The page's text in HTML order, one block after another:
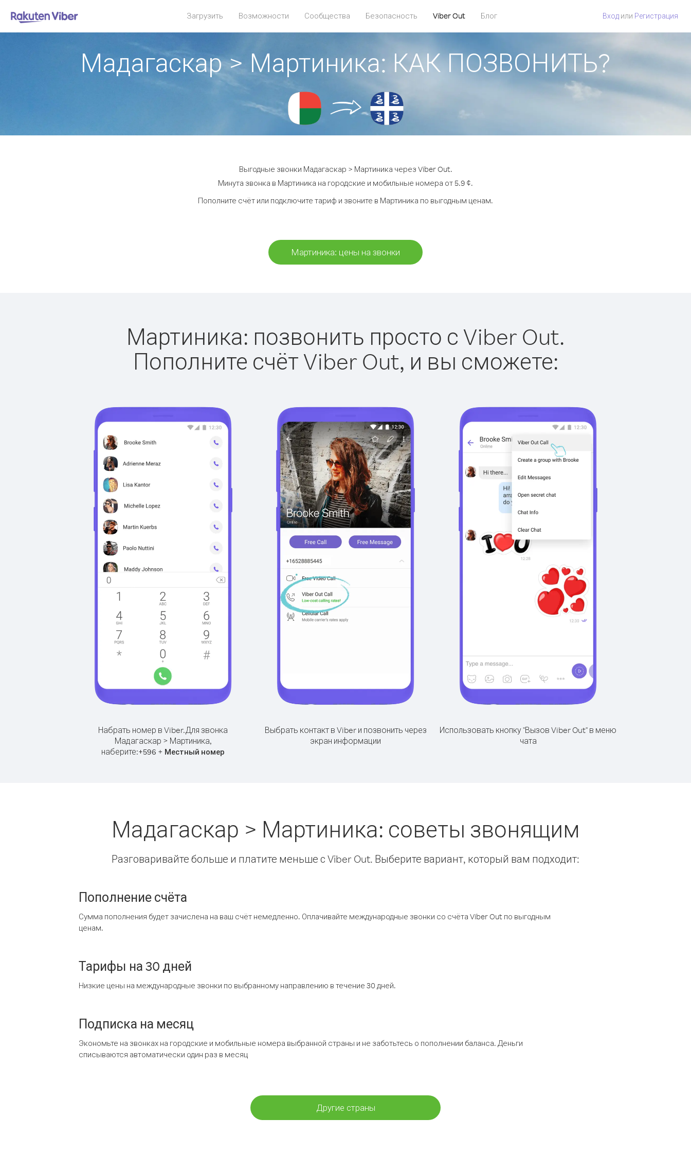
Загрузить Возможности Сообщества Безопасность Viber Out Блог Вход или Регистрация
Мадагаскар > Мартиника: КАК ПОЗВОНИТЬ?
Выгодные звонки Мадагаскар > Мартиника через Viber Out.
Минута звонка в Мартиника на городские и мобильные номера от 5.9 ¢.
Пополните счёт или подключите тариф и звоните в Мартиника по выгодным ценам.
Мартиника: цены на звонки
Мартиника: позвонить просто с Viber Out.
Пополните счёт Viber Out, и вы сможете:
Набрать номер в Viber.Для звонка
Мадагаскар > Мартиника,
наберите:+596 + Местный номер
Выбрать контакт в Viber и позвонить через
экран информации
Использовать кнопку "Вызов Viber Out" в меню
чата
Мадагаскар > Мартиника: советы звонящим
Разговаривайте больше и платите меньше с Viber Out. Выберите вариант, который вам подходит:
Пополнение счёта
Сумма пополнения будет зачислена на ваш счёт немедленно. Оплачивайте международные звонки со счёта Viber Out по выгодным
ценам.
Тарифы на 30 дней
Низкие цены на международные звонки по выбранному направлению в течение 30 дней.
Подписка на месяц
Экономьте на звонках на городские и мобильные номера выбранной страны и не заботьтесь о пополнении баланса. Деньги
списываются автоматически один раз в месяц
Другие страны